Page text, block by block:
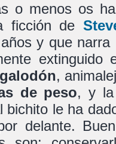
o menos os
ficción de
y que narra
,
de peso, y la
bichito le ha
delante.